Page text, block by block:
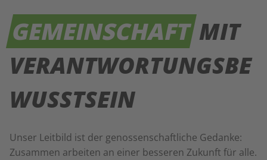
GEMEINSCHAFTMIT
VERANTWORTUNGSBE
WUSSTSEIN
Unser Leitbild ist der genossenschaftliche Gedanke:
Zusammen arbeiten an einer besseren Zukunft für alle.